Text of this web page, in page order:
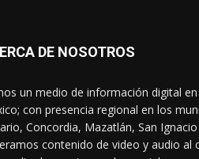
DE NOSOTROS
un medio de información digital
con presencia regional en los
Concordia, Mazatlán, San
contenido de video y audio al